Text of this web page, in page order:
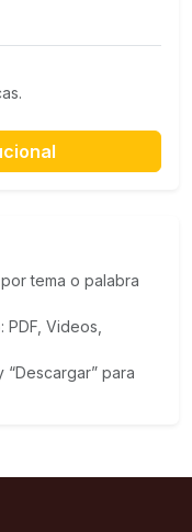
tema o palabra
Videos,
“Descargar” para